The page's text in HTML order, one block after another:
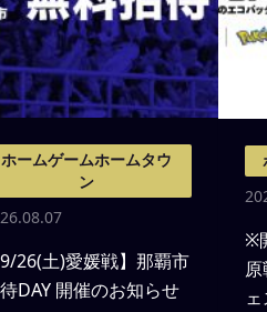
ホームゲームホームタウ
ン
9/26(土)愛媛戦】那覇市
DAY 開催のお知らせ
※